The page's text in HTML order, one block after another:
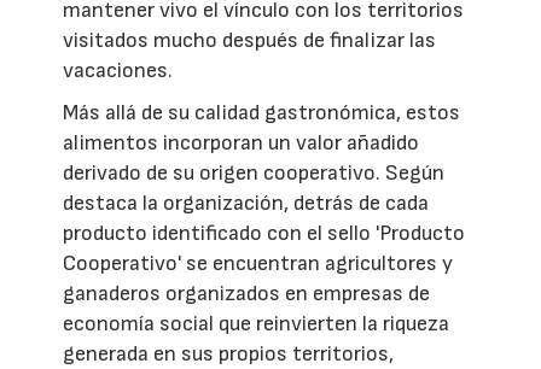
mantener vivo el vínculo con los territorios
visitados mucho después de finalizar las
vacaciones.
Más allá de su calidad gastronómica, estos
alimentos incorporan un valor añadido
derivado de su origen cooperativo. Según
destaca la organización, detrás de cada
producto identificado con el sello 'Producto
Cooperativo' se encuentran agricultores y
ganaderos organizados en empresas de
economía social que reinvierten la riqueza
generada en sus propios territorios,